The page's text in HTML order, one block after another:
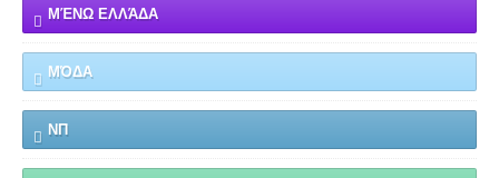
ΜΈΝΩ ΕΛΛΆΔΑ
ΜΌΔΑ
ΝΠ